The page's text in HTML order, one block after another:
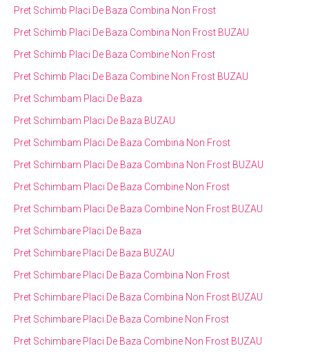
Pret Schimb Placi De Baza Combina Non Frost
Pret Schimb Placi De Baza Combina Non Frost BUZAU
Pret Schimb Placi De Baza Combine Non Frost
Pret Schimb Placi De Baza Combine Non Frost BUZAU
Pret Schimbam Placi De Baza
Pret Schimbam Placi De Baza BUZAU
Pret Schimbam Placi De Baza Combina Non Frost
Pret Schimbam Placi De Baza Combina Non Frost BUZAU
Pret Schimbam Placi De Baza Combine Non Frost
Pret Schimbam Placi De Baza Combine Non Frost BUZAU
Pret Schimbare Placi De Baza
Pret Schimbare Placi De Baza BUZAU
Pret Schimbare Placi De Baza Combina Non Frost
Pret Schimbare Placi De Baza Combina Non Frost BUZAU
Pret Schimbare Placi De Baza Combine Non Frost
Pret Schimbare Placi De Baza Combine Non Frost BUZAU